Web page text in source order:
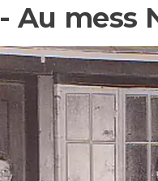
Au mess